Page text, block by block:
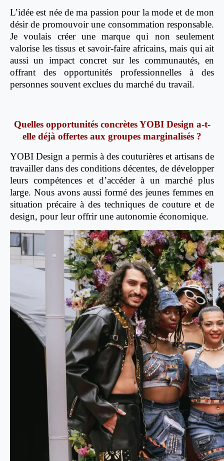
L’idée est née de ma passion pour la mode et de mon
désir de promouvoir une consommation responsable.
Je voulais créer une marque qui non seulement
valorise les tissus et savoir-faire africains, mais qui ait
aussi un impact concret sur les communautés, en
offrant des opportunités professionnelles à des
personnes souvent exclues du marché du travail.
Quelles opportunités concrètes YOBI Design a-t-
elle déjà offertes aux groupes marginalisés ?
YOBI Design a permis à des couturières et artisans de
travailler dans des conditions décentes, de développer
leurs compétences et d’accéder à un marché plus
large. Nous avons aussi formé des jeunes femmes en
situation précaire à des techniques de couture et de
design, pour leur offrir une autonomie économique.